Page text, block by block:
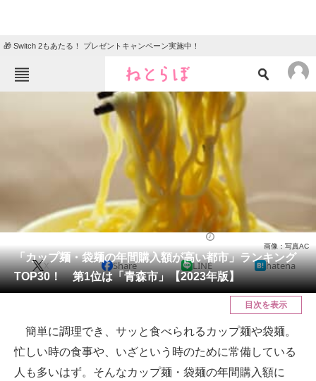
🎁 Switch 2もあたる！ プレゼントキャンペーン実施中！
ねとらぼメニュー
ニュース
クイズ
地域
教育・育児
動物 リサーチ
会員記事
メディア
ITの今と未来を見通す
スマホと通信の最新トレンド
「カップ麺・袋麺の年間購入額が高い都市」ランキング
TOP30！ 第1位は「青森市」【2023年版】
画像：写真AC
X Share LINE hatena
目次を表示
簡単に調理でき、サッと食べられるカップ麺や袋麺。
忙しい時の食事や、いざという時のために常備している
人も多いはず。そんなカップ麺・袋麺の年間購入額に